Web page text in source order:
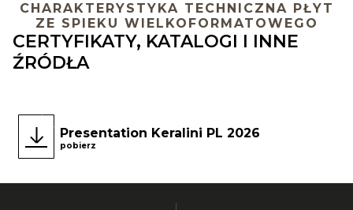
CHARAKTERYSTYKA TECHNICZNA PŁYT
ZE SPIEKU WIELKOFORMATOWEGO
CERTYFIKATY, KATALOGI I INNE
ŹRÓDŁA
Presentation Keralini PL 2026
pobierz